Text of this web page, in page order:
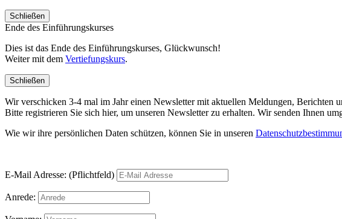
Schließen
Ende des Einführungskurses
Dies ist das Ende des Einführungskurses, Glückwunsch!
Weiter mit dem Vertiefungskurs.
Schließen
Wir verschicken 3-4 mal im Jahr einen Newsletter mit aktuellen Meldungen, Berichten
Bitte registrieren Sie sich hier, um unseren Newsletter zu erhalten. Wir senden Ihnen
Wie wir ihre persönlichen Daten schützen, können Sie in unseren
E-Mail Adresse: (Pflichtfeld)
Anrede: